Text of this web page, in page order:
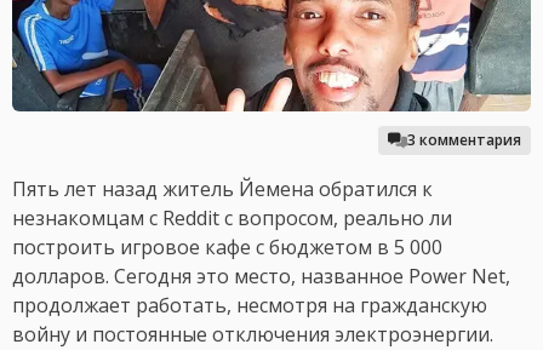
3 комментария
Пять лет назад житель Йемена обратился к
незнакомцам с Reddit с вопросом, реально ли
построить игровое кафе с бюджетом в 5 000
долларов. Сегодня это место, названное Power Net,
продолжает работать, несмотря на гражданскую
войну и постоянные отключения электроэнергии.